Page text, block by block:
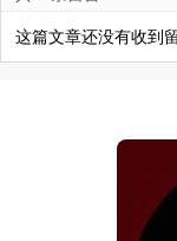
这篇文章还没有收到